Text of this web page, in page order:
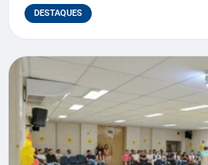
DESTAQUES